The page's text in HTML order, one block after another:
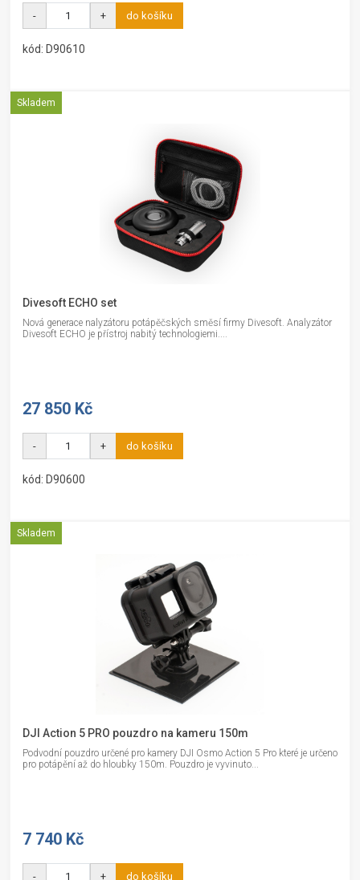
- + do košíku
kód: D90610
Skladem
Divesoft ECHO set
Nová generace nalyzátoru potápěčských směsí firmy Divesoft. Analyzátor
Divesoft ECHO je přístroj nabitý technologiemi....
27 850 Kč
- + do košíku
kód: D90600
Skladem
DJI Action 5 PRO pouzdro na kameru 150m
Podvodní pouzdro určené pro kamery DJI Osmo Action 5 Pro které je určeno
pro potápění až do hloubky 150m. Pouzdro je vyvinuto...
7 740 Kč
- + do košíku